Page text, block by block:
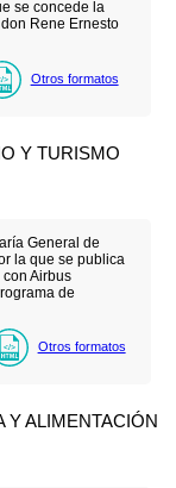
se concede la
Rene Ernesto
Otros formatos
Y TURISMO
General de
la que se publica
Airbus
de
Otros formatos
Y ALIMENTACIÓN